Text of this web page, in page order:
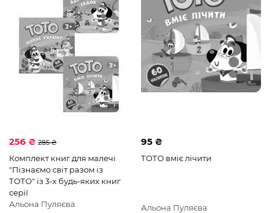
256 ₴ 285 ₴
Комплект книг для малечі
"Пізнаємо світ разом із
ТОТО" із 3-х будь-яких книг
серії
Альона Пуляєва
95 ₴
ТОТО вміє лічити
Альона Пуляєва